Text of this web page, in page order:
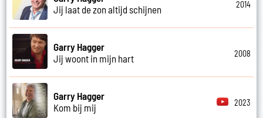
Jij laat de zon altijd schijnen
2014
Garry Hagger
Jij woont in mijn hart
2008
Garry Hagger
Kom bij mij
2023